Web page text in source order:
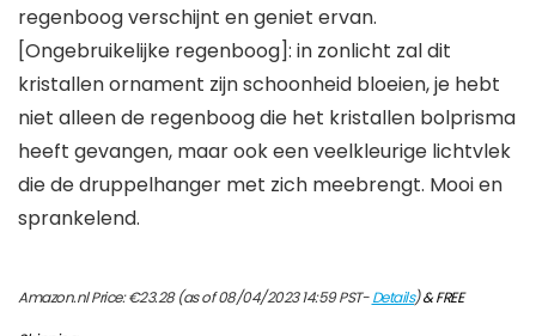
regenboog verschijnt en geniet ervan.
[Ongebruikelijke regenboog]: in zonlicht zal dit
kristallen ornament zijn schoonheid bloeien, je hebt
niet alleen de regenboog die het kristallen bolprisma
heeft gevangen, maar ook een veelkleurige lichtvlek
die de druppelhanger met zich meebrengt. Mooi en
sprankelend.
Amazon.nl Price:€23.28(as of 08/04/2023 14:59 PST-Details)&FREE